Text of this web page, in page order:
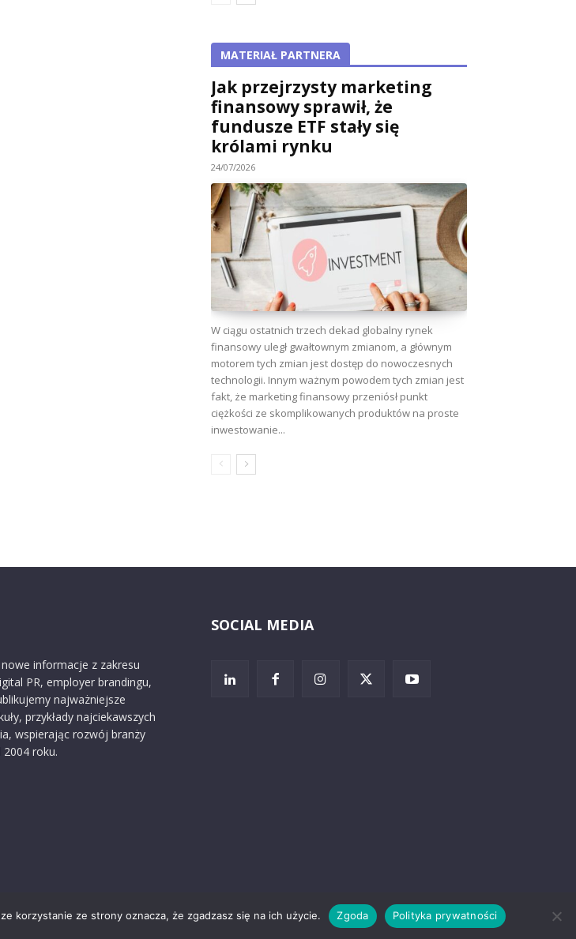
MATERIAŁ PARTNERA
Jak przejrzysty marketing
finansowy sprawił, że
fundusze ETF stały się
królami rynku
24/07/2026
W ciągu ostatnich trzech dekad globalny rynek
finansowy uległ gwałtownym zmianom, a głównym
motorem tych zmian jest dostęp do nowoczesnych
technologii. Innym ważnym powodem tych zmian jest
fakt, że marketing finansowy przeniósł punkt
ciężkości ze skomplikowanych produktów na proste
inwestowanie...
informacje z zakresu
PR, employer brandingu,
najważniejsze
przykłady najciekawszych
wspierając rozwój branży
roku.
SOCIAL MEDIA
O nas Reklama Zastrzeżenia prawne
korzystanie ze strony oznacza, że zgadzasz się na ich użycie. Zgoda Polityka prywatności